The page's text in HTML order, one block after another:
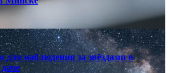
для наблюдения за звёздами в